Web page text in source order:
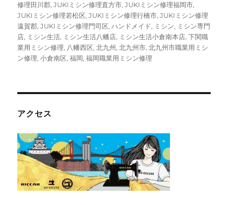
修理田川郡,JUKIミシン修理直方市,JUKIミシン修理福岡市,
JUKIミシン修理若松区,JUKIミシン修理行橋市,JUKIミシン修理
遠賀郡,JUKIミシン修理門司区,ハンドメイド, ミシン, ミシン専門
店, ミシン生活, ミシン生活八幡店, ミシン生活小倉南本店,下関職
業用ミシン修理, 八幡西区,北九州,北九州市,北九州市職業用ミシ
ン修理,小倉南区,福岡,福岡職業用ミシン修理
アクセス